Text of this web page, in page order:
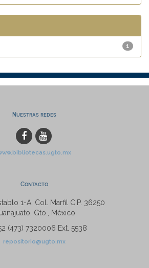
1
Nuestras redes
Contacto
1-A, Col. Marfil C.P. 36250
Gto., México
(473) 7320006 Ext. 5538
repositorio@ugto.mx